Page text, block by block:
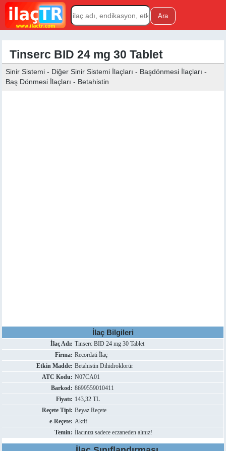
Tinserc BID 24 mg 30 Tablet
Sinir Sistemi - Diğer Sinir Sistemi İlaçları - Başdönmesi İlaçları -
Baş Dönmesi İlaçları - Betahistin
İlaç Bilgileri
İlaç Adı: Tinserc BID 24 mg 30 Tablet
Firma: Recordati İlaç
Etkin Madde: Betahistin Dihidroklorür
ATC Kodu: N07CA01
Barkod: 8699559010411
Fiyatı: 143,32 TL
Reçete Tipi: Beyaz Reçete
e-Reçete: Aktif
Temin: İlacınızı sadece eczaneden alınız!